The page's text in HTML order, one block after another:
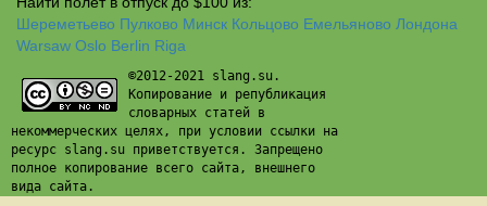
Шереметьево Пулково Минск Кольцово Емельяново Лондона
Warsaw Oslo Berlin Riga
©2012-2021 slang.su.
Копирование и републикация
словарных статей в
некоммерческих целях, при условии ссылки на
ресурс slang.su приветствуется. Запрещено
полное копирование всего сайта, внешнего
вида сайта.